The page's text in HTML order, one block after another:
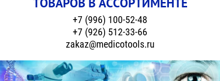
+7 (996) 100-52-48
+7 (926) 512-33-66
zakaz@medicotools.ru